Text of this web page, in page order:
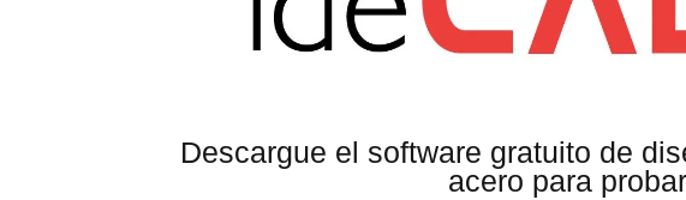
Descargue el software gratuito de
acero para